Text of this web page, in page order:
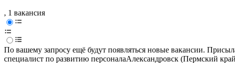
, 1 вакансия
По вашему запросу ещё будут появляться новые вакансии.
специалист по развитию персоналаАлександровск (Пермский